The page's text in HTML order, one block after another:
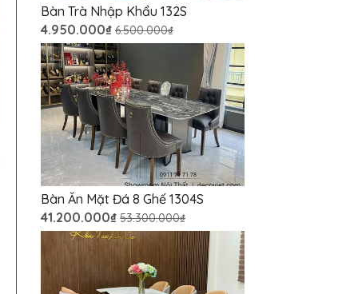
Bàn Trà Nhập Khẩu 132S
4.950.000₫ 6.500.000₫
Bàn Ăn Mặt Đá 8 Ghế 1304S
41.200.000₫ 53.300.000₫